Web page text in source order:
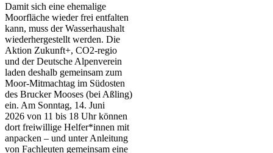
Damit sich eine ehemalige
Moorfläche wieder frei entfalten
kann, muss der Wasserhaushalt
wiederhergestellt werden. Die
Aktion Zukunft+, CO2-regio
und der Deutsche Alpenverein
laden deshalb gemeinsam zum
Moor-Mitmachtag im Südosten
des Brucker Mooses (bei Aßling)
ein. Am Sonntag, 14. Juni
2026 von 11 bis 18 Uhr können
dort freiwillige Helfer*innen mit
anpacken – und unter Anleitung
von Fachleuten gemeinsam eine